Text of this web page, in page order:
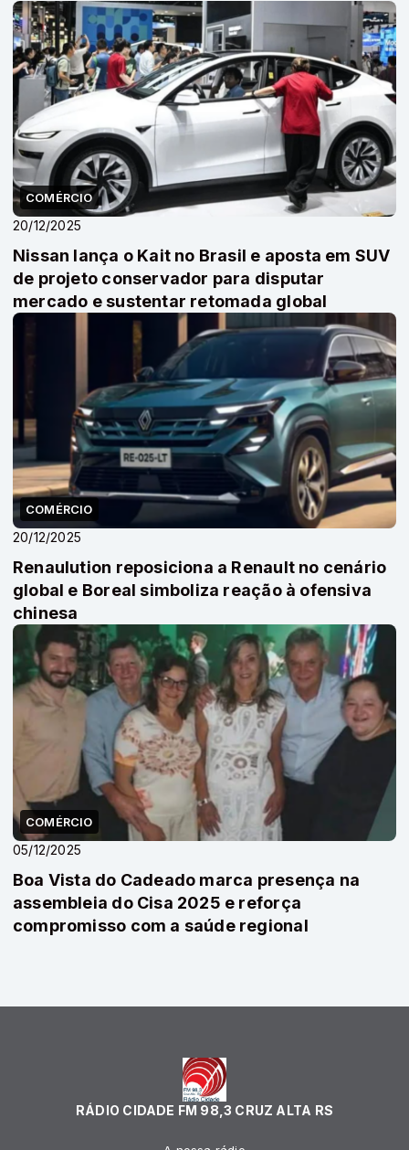
COMÉRCIO
20/12/2025
Nissan lança o Kait no Brasil e aposta em SUV
de projeto conservador para disputar
mercado e sustentar retomada global
COMÉRCIO
20/12/2025
Renaulution reposiciona a Renault no cenário
global e Boreal simboliza reação à ofensiva
chinesa
COMÉRCIO
05/12/2025
Boa Vista do Cadeado marca presença na
assembleia do Cisa 2025 e reforça
compromisso com a saúde regional
RÁDIO CIDADE FM 98,3 CRUZ ALTA RS